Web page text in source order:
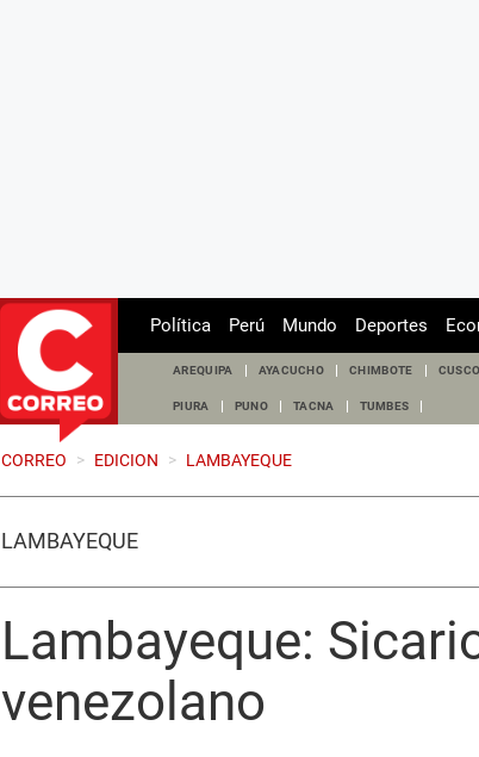
Política Perú Mundo Deportes
AREQUIPA AYACUCHO CHIMBOTE CUSCO
PIURA PUNO TACNA TUMBES
CORREO > EDICION > LAMBAYEQUE
LAMBAYEQUE
Lambayeque:
venezolano